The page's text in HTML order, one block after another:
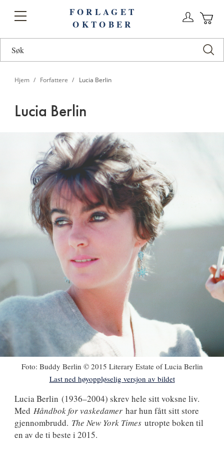
Toggle
FORLAGET
OKTOBER
Hjem Forfattere Lucia Berlin
Lucia Berlin
Foto: Buddy Berlin © 2015 Literary Estate of Lucia Berlin
Last ned høyoppløselig versjon av bildet
Lucia
Berlin
Lucia Berlin (1936–2004) skrev hele sitt voksne liv.
Med Håndbok for vaskedamer har hun fått sitt store
gjennombrudd. The New York Times utropte boken til
en av de ti beste i 2015.